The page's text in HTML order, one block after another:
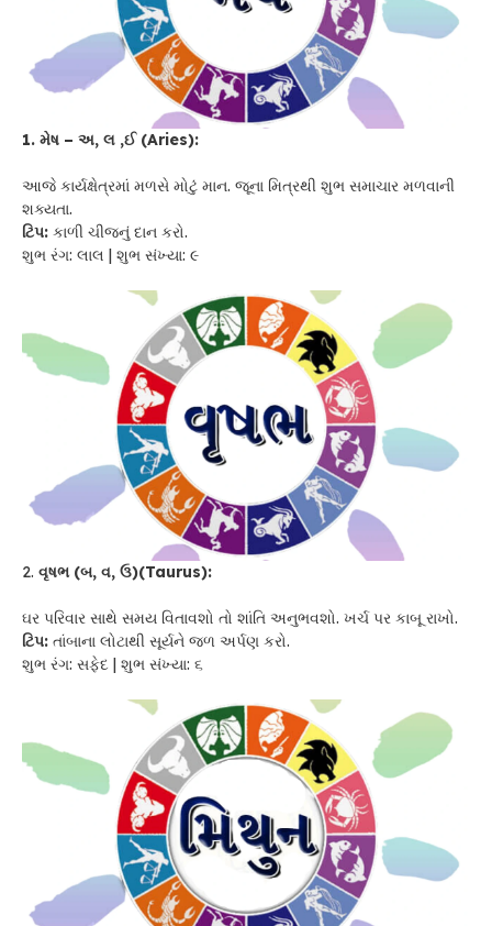
1. મેષ – અ, લ ,ઈ (Aries):
આજે કાર્યક્ષેત્રમાં મળસે મોટું માન. જૂના મિત્રથી શુભ સમાચાર મળવાની
શક્યતા.
ટિપ: કાળી ચીજનું દાન કરો.
શુભ રંગ: લાલ | શુભ સંખ્યા: ૯
2. વૃષભ (બ, વ, ઉ)(Taurus):
ઘર પરિવાર સાથે સમય વિતાવશો તો શાંતિ અનુભવશો. ખર્ચ પર કાબૂ રાખો.
ટિપ: તાંબાના લોટાથી સૂર્યને જળ અર્પણ કરો.
શુભ રંગ: સફેદ | શુભ સંખ્યા: ૬